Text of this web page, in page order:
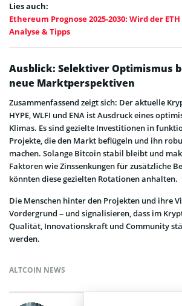
Lies auch:
Ethereum Prognose 2025-2030: Wird der
Analyse & Tipps
Ausblick: Selektiver Optimismus
neue Marktperspektiven
Zusammenfassend zeigt sich: Der aktuelle
HYPE, WLFI und ENA ist Ausdruck eines
Klimas. Es sind gezielte Investitionen in
Projekte, die den Markt beflügeln und ihn
machen. Solange Bitcoin stabil bleibt und
Faktoren wie Zinssenkungen für zusätzliche
könnten diese gezielten Rotationen anhalten.
Die Menschen hinter den Projekten und ihre
Vordergrund – und signalisieren, dass im
Qualität, Innovationskraft und Community
werden.
ALTCOIN NEWS